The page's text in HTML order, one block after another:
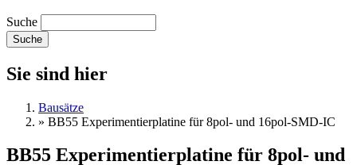
Suche
Sie sind hier
Bausätze
» BB55 Experimentierplatine für 8pol- und 16pol-SMD-IC
BB55 Experimentierplatine für 8pol- und